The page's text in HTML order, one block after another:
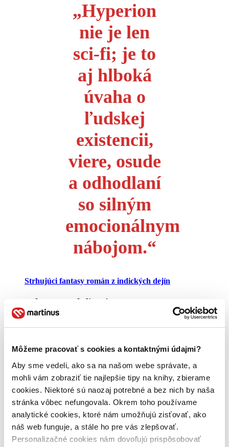
Môžeme pracovať s cookies a kontaktnými údajmi?
Aby sme vedeli, ako sa na našom webe správate, a
mohli vám zobraziť tie najlepšie tipy na knihy, zbierame
cookies. Niektoré sú naozaj potrebné a bez nich by naša
stránka vôbec nefungovala. Okrem toho používame
analytické cookies, ktoré nám umožňujú zisťovať, ako
náš web funguje, a stále ho pre vás zlepšovať.
Personalizačné cookies nám dovoľujú prispôsobovať
„Hyperion
nie je len
sci-fi; je to
aj hlboká
úvaha o
ľudskej
existencii,
viere, osude
a odhodlaní
so silným
emocionálnym
nábojom.“
Strhujúci fantasy román z indických dejín
Salman Rushdie
vám vo svojej novej
knihe opäť ukáže magický svet, v ktorom
sa tentoraz prelínajú indické dejiny s
rozpráva príbeh Pampy Kampany, ktorá
ešte ako dieťa získa od bohyne
nadprirodzené schopnosti. Počas života sa
jej podarí vytvoriť ríšu, ktorá zažije
víťazstvá aj pády. Rushdieho jedinečné
rozprávanie vás vtiahne od prvej stránky a
už nepustí.